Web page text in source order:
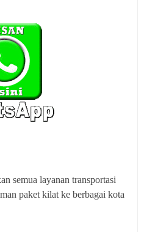
semua layanan transportasi
paket kilat ke berbagai kota